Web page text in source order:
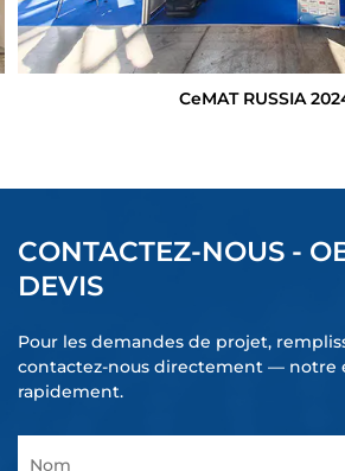
CeMAT RUSSIA
CONTACTEZ-NOUS -
DEVIS
Pour les demandes de projet,
contactez-nous directement — notre
rapidement.